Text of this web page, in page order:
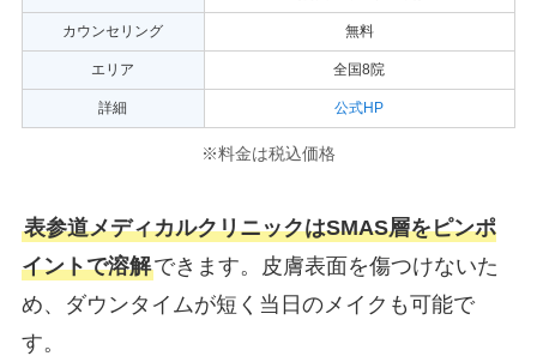
カウンセリング 無料
エリア 全国8院
詳細 公式HP
※料金は税込価格
表参道メディカルクリニックはSMAS層をピンポ
イントで溶解できます。皮膚表面を傷つけないた
め、ダウンタイムが短く当日のメイクも可能で
す。